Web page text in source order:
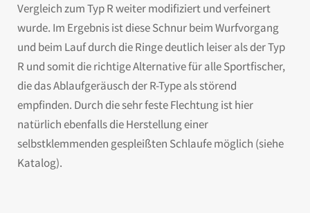
Vergleich zum Typ R weiter modifiziert und verfeinert
wurde. Im Ergebnis ist diese Schnur beim Wurfvorgang
und beim Lauf durch die Ringe deutlich leiser als der Typ
R und somit die richtige Alternative für alle Sportfischer,
die das Ablaufgeräusch der R-Type als störend
empfinden. Durch die sehr feste Flechtung ist hier
natürlich ebenfalls die Herstellung einer
selbstklemmenden gespleißten Schlaufe möglich (siehe
Katalog).